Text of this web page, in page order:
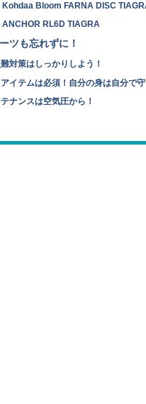
Kohdaa Bloom FARNA DISC
ANCHOR RL6D TIAGRA
ツも忘れずに！
対策はしっかりしよう！
イテムは必須！自分の身は自分で守
ナンスは空気圧から！